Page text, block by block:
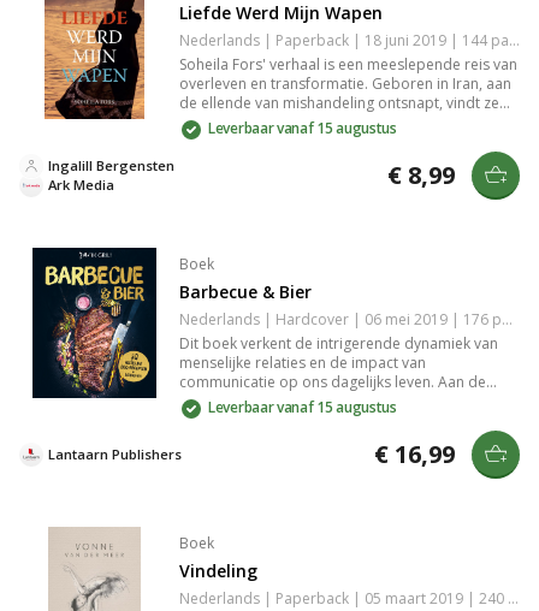
Liefde Werd Mijn Wapen
Nederlands | Paperback | 18 juni 2019 | 144 pagina's | 9789033801808
Soheila Fors' verhaal is een meeslepende reis van
overleven en transformatie. Geboren in Iran, aan
de ellende van mishandeling ontsnapt, vindt ze
vrijheid en geloof in Zweden. Ze zet zich in voor
vrouwen die bedreigd worden, via Sara’s Huis en
theehuizen in Karlskoga en Karlstad. Een krachtige
Leverbaar vanaf 15 augustus
Ark Media
Ingalill Bergensten € 8,99
Boek
Barbecue & Bier
Nederlands | Hardcover | 06 mei 2019 | 176 pagina's | 9789463543804
Dit boek verkent de intrigerende dynamiek van
menselijke relaties en de impact van
communicatie op ons dagelijks leven. Aan de
hand van aansprekende voorbeelden en
diepgaande analyses biedt het inzichten die je
laten nadenken over je eigen interacties. Een
essentiële leestip voor iedereen die
geïnteresseerd is in persoonlijke ontwikkeling en
Leverbaar vanaf 15 augustus
Lantaarn Publishers € 16,99
Boek
Vindeling
Nederlands | Paperback | 05 maart 2019 | 240 pagina's | 9789025454180